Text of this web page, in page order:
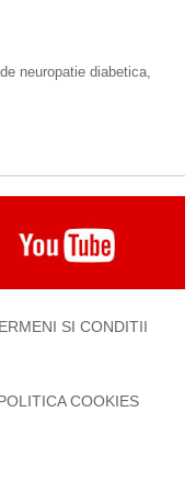
neuropatie diabetica,
SI CONDITII
COOKIES